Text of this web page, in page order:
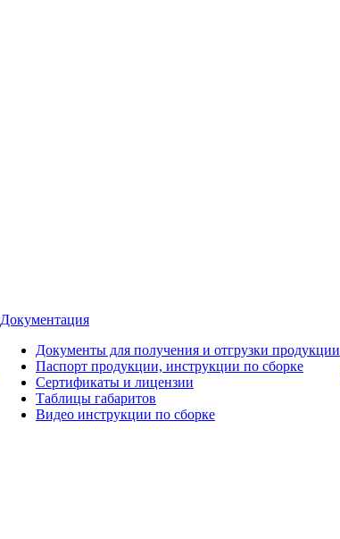
Документация
Документы для получения и отгрузки продукции
Паспорт продукции, инструкции по сборке
Сертификаты и лицензии
Таблицы габаритов
Видео инструкции по сборке